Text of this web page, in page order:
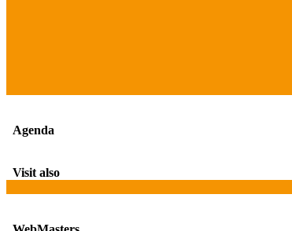
Agenda
Visit also